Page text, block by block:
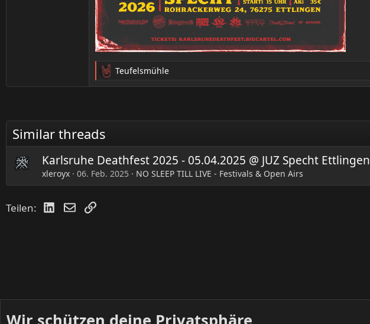
R
e
t
i
o
n
e
n
:
Teufelsmühle
Similar threads
Karlsruhe Deathfest 2025 - 05.04.2025 @ JUZ Specht Ettlingen
xleroyx 06. Feb. 2025 NO SLEEP TILL LIVE - Festivals & Open Airs
Teilen: LinkedIn
E-MailLink
Wir schützen deine Privatsphäre